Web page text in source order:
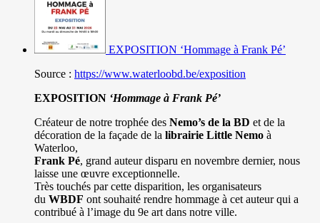
EXPOSITION ‘Hommage à Frank Pé’
Source : https://www.waterloobd.be/exposition
EXPOSITION ‘Hommage à Frank Pé’
Créateur de notre trophée des Nemo’s de la BD et de la
décoration de la façade de la librairie Little Nemo à
Waterloo,
Frank Pé, grand auteur disparu en novembre dernier, nous
laisse une œuvre exceptionnelle.
Très touchés par cette disparition, les organisateurs
du WBDF ont souhaité rendre hommage à cet auteur qui a
contribué à l’image du 9e art dans notre ville.